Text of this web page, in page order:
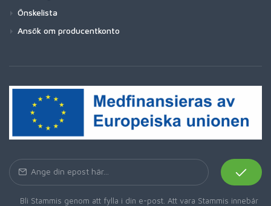
Önskelista
Ansök om producentkonto
Bli Stammis genom att fylla i din e-post. Att vara Stammis innebär